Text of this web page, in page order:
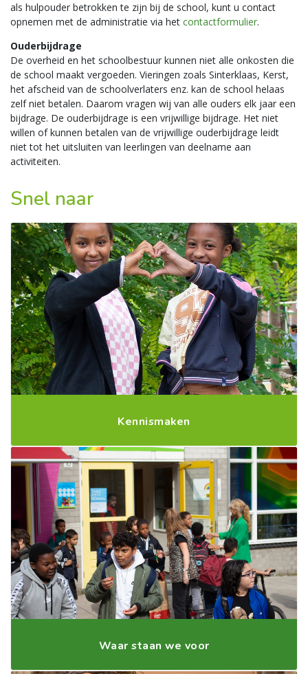
als hulpouder betrokken te zijn bij de school, kunt u contact
opnemen met de administratie via het contactformulier.
Ouderbijdrage
De overheid en het schoolbestuur kunnen niet alle onkosten die
de school maakt vergoeden. Vieringen zoals Sinterklaas, Kerst,
het afscheid van de schoolverlaters enz. kan de school helaas
zelf niet betalen. Daarom vragen wij van alle ouders elk jaar een
bijdrage. De ouderbijdrage is een vrijwillige bijdrage. Het niet
willen of kunnen betalen van de vrijwillige ouderbijdrage leidt
niet tot het uitsluiten van leerlingen van deelname aan
activiteiten.
Snel naar
Kennismaken
Waar staan we voor